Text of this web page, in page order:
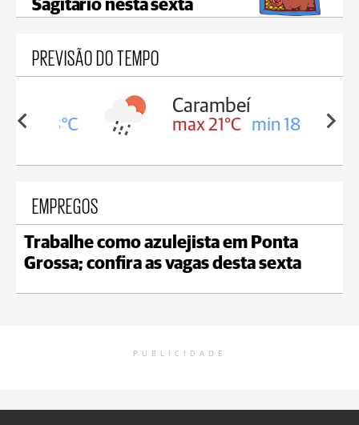
Sagitário nesta sexta
PREVISÃO DO TEMPO
18°C
Carambeí
max 21°C min 18°C
EMPREGOS
Trabalhe como azulejista em Ponta
Grossa; confira as vagas desta sexta
PUBLICIDADE